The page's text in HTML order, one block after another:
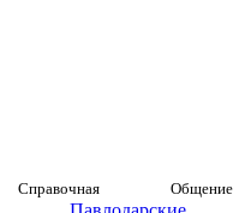
Справочная Общение